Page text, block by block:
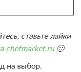
ставьте лайки
chefmarket.ru 🙂
на выбор.